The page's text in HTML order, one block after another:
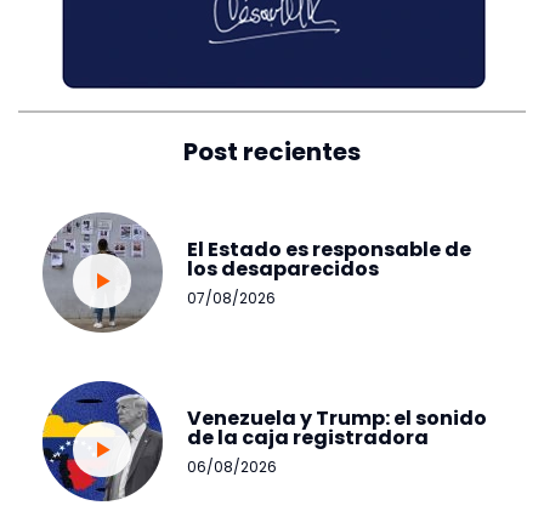
Post recientes
El Estado es responsable de
los desaparecidos
07/08/2026
Venezuela y Trump: el sonido
de la caja registradora
06/08/2026